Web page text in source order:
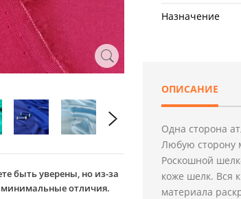
быть уверены, но из-за
минимальные отличия.
Назначение
ОПИСАНИЕ
Одна сторона
Любую сторону
Роскошной
коже шелк. Вся
материала